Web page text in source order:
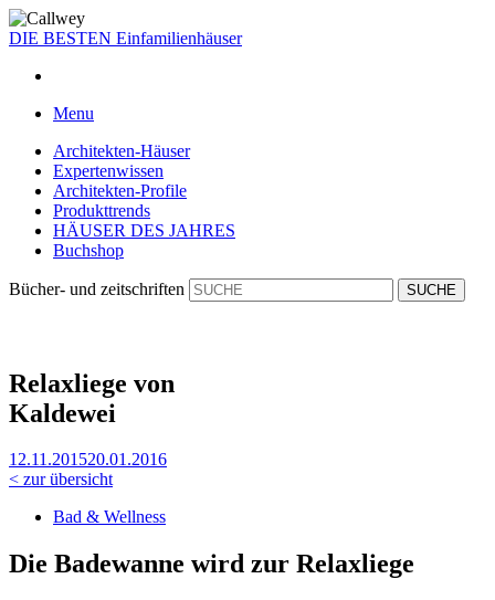
DIE BESTEN Einfamilienhäuser
Menu
Architekten-Häuser
Expertenwissen
Architekten-Profile
Produkttrends
HÄUSER DES JAHRES
Buchshop
Bücher- und zeitschriften
Relaxliege von
Kaldewei
12.11.201520.01.2016
< zur übersicht
Bad & Wellness
Die Badewanne wird zur Relaxliege